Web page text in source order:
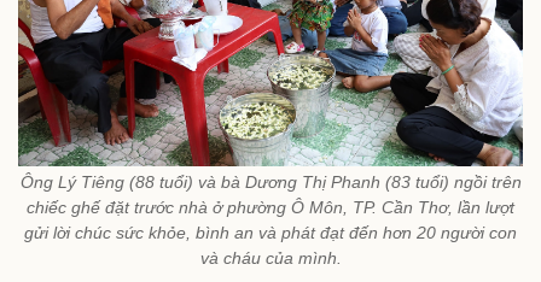
Ông Lý Tiêng (88 tuổi) và bà Dương Thị Phanh (83 tuổi) ngồi trên
chiếc ghế đặt trước nhà ở phường Ô Môn, TP. Cần Thơ, lần lượt
gửi lời chúc sức khỏe, bình an và phát đạt đến hơn 20 người con
và cháu của mình.